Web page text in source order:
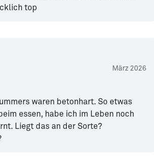
top
März 2026
waren betonhart. So etwas
essen, habe ich im Leben noch
Liegt das an der Sorte?